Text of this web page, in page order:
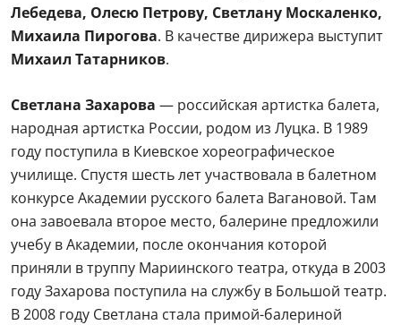
Лебедева, Олесю Петрову, Светлану Москаленко,
Михаила Пирогова. В качестве дирижера выступит
Михаил Татарников.
Светлана Захарова — российская артистка балета,
народная артистка России, родом из Луцка. В 1989
году поступила в Киевское хореографическое
училище. Спустя шесть лет участвовала в балетном
конкурсе Академии русского балета Вагановой. Там
она завоевала второе место, балерине предложили
учебу в Академии, после окончания которой
приняли в труппу Мариинского театра, откуда в 2003
году Захарова поступила на службу в Большой театр.
В 2008 году Светлана стала примой-балериной